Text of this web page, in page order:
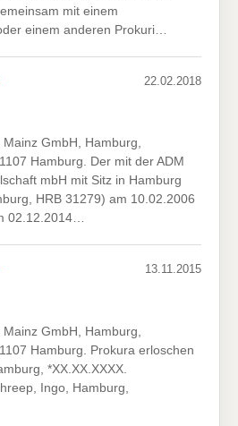
mit einem
einem anderen Prokuri…
22.02.2018
Mainz GmbH, Hamburg,
Hamburg. Der mit der ADM
mbH mit Sitz in Hamburg
HRB 31279) am 10.02.2006
02.12.2014…
13.11.2015
GmbH, Hamburg,
Hamburg. Prokura erloschen
*XX.XX.XXXX.
Ingo, Hamburg,